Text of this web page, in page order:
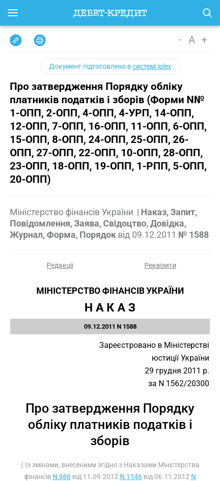
- A +
Документ підготовлено всистемі iplex
Про затвердження Порядку обліку
платників податків і зборів (Форми N№
1-ОПП, 2-ОПП, 4-ОПП, 4-УРП, 14-ОПП,
12-ОПП, 7-ОПП, 16-ОПП, 11-ОПП, 6-ОПП,
15-ОПП, 8-ОПП, 24-ОПП, 25-ОПП, 26-
ОПП, 27-ОПП, 22-ОПП, 10-ОПП, 28-ОПП,
23-ОПП, 18-ОПП, 19-ОПП, 1-РПП, 5-ОПП,
20-ОПП)
Міністерство фінансів України | Наказ, Запит,
Повідомлення, Заява, Свідоцтво, Довідка,
Журнал, Форма, Порядок від 09.12.2011 № 1588
Редакції Реквізити
МІНІСТЕРСТВО ФІНАНСІВ УКРАЇНИ
Н А К А З
09.12.2011 N 1588
Зареєстровано в Міністерстві
юстиції України
29 грудня 2011 р.
за N 1562/20300
Про затвердження Порядку
обліку платників податків і
зборів
( Із змінами, внесеними згідно з Наказами Міністерства
фінансів N 986 від 11.09.2012 N 1146 від 06.11.2012 N